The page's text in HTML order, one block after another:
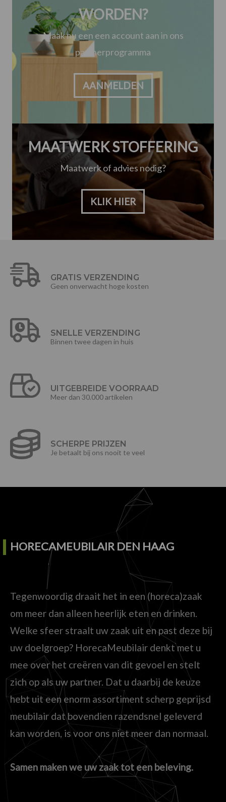
WORDEN?
Maak nu een een account aan in ons
partnerprogramma
AANMELDEN
MAATWERK STOFFERING
Maatwerk of advies nodig?
KLIK HIER
GRATIS VERZENDING
Geen onverwacht hoge kosten
SNELLE VERZENDING
Binnen twee dagen in huis
UITGEBREIDE VOORRAAD
Meer dan 30.000 artikelen
SCHERPE PRIJZEN
Je betaalt bij ons nooit te veel
HORECAMEUBILAIR DEN HAAG
Tegenwoordig draait het in een (horeca)zaak
om meer dan alleen heerlijk eten en drinken.
Welke sfeer straalt uw zaak uit en past deze bij
uw doelgroep? HorecaMeubilair denkt met u
mee over het creëren van dit gevoel en stelt
zich op als uw partner. Dat u daarbij de keuze
hebt uit een enorm assortiment scherp geprijsd
meubilair dat bovendien razendsnel geleverd
kan worden, is voor ons niet meer dan normaal.
Samen maken we uw zaak tot een beleving.